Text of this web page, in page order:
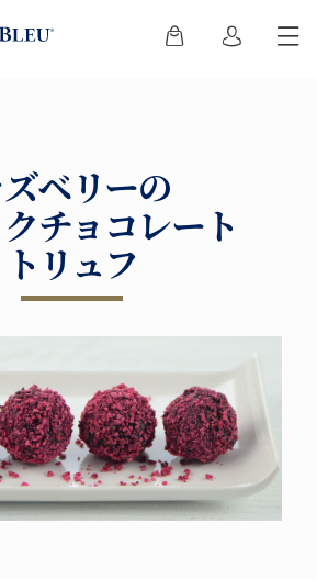
ベリーの
チョコレート
トリュフ